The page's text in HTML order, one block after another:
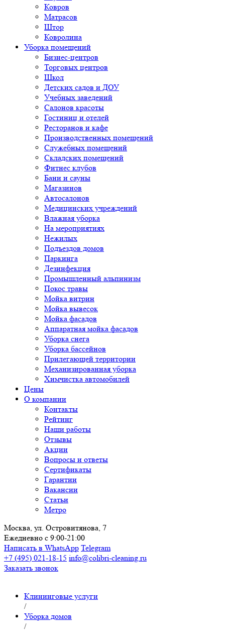
Ковров
Матрасов
Штор
Ковролина
Уборка помещений
Бизнес-центров
Торговых центров
Школ
Детских садов и ДОУ
Учебных заведений
Салонов красоты
Гостиниц и отелей
Ресторанов и кафе
Производственных помещений
Служебных помещений
Складских помещений
Фитнес клубов
Бани и сауны
Магазинов
Автосалонов
Медицинских учреждений
Влажная уборка
На мероприятиях
Нежилых
Подъездов домов
Паркинга
Дезинфекция
Промышленный альпинизм
Покос травы
Мойка витрин
Мойка вывесок
Мойка фасадов
Аппаратная мойка фасадов
Уборка снега
Уборка бассейнов
Прилегающей территории
Механизированная уборка
Химчистка автомобилей
Цены
О компании
Контакты
Рейтинг
Наши работы
Отзывы
Акции
Вопросы и ответы
Сертификаты
Гарантии
Вакансии
Статьи
Метро
Москва, ул. Островитянова, 7
Ежедневно с 9:00-21:00
Написать в WhatsApp Telegram
+7 (495) 021-18-15 info@colibri-cleaning.ru
Заказать звонок
Клининговые услуги
/
Уборка домов
/